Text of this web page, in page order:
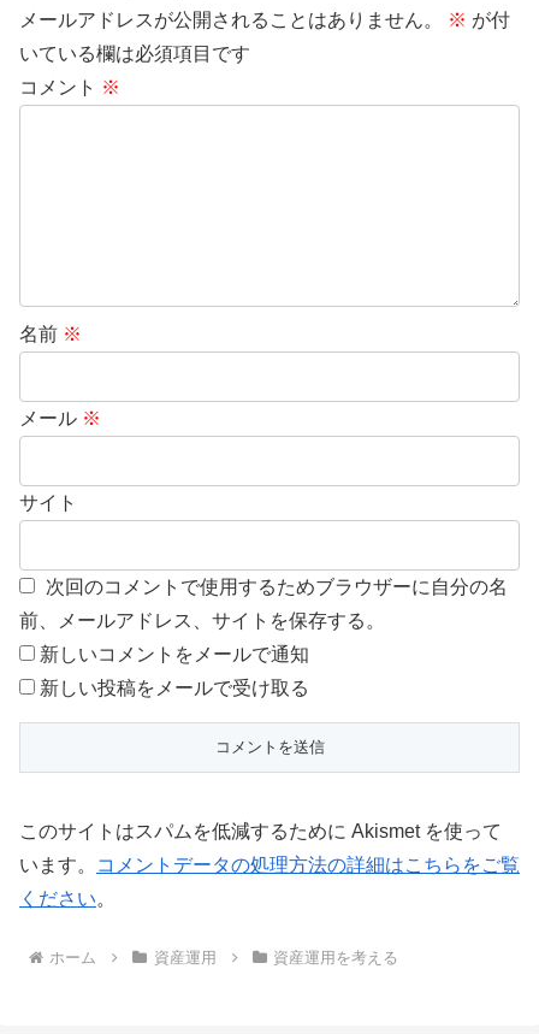
メールアドレスが公開されることはありません。 ※ が付
いている欄は必須項目です
コメント ※
名前 ※
メール ※
サイト
次回のコメントで使用するためブラウザーに自分の名
前、メールアドレス、サイトを保存する。
新しいコメントをメールで通知
新しい投稿をメールで受け取る
このサイトはスパムを低減するために Akismet を使って
います。
コメントデータの処理方法の詳細はこちらをご覧
ください。
ホーム 資産運用 資産運用を考える